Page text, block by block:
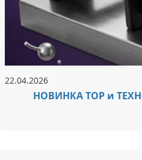
22.04.2026
НОВИНКА ТОР и